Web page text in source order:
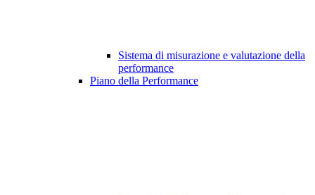
Sistema di misurazione e valutazione della
performance
Piano della Performance